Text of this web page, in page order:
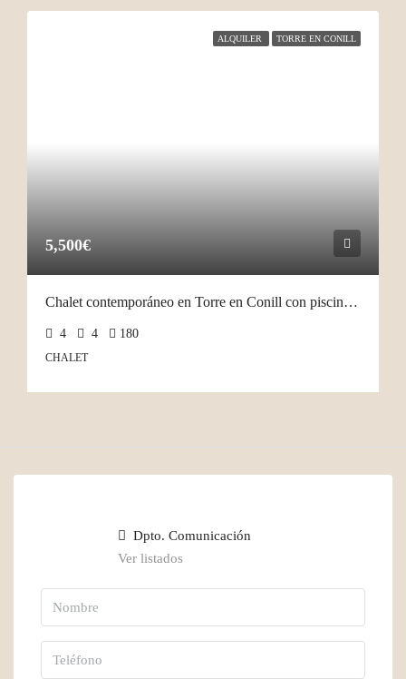
ALQUILER TORRE EN CONILL
5,500€
Chalet contemporáneo en Torre en Conill con piscina privada
4 4 180
CHALET
Dpto. Comunicación
Ver listados